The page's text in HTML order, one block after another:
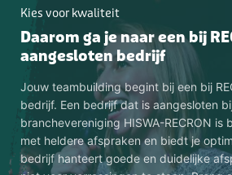
Kies voor kwaliteit
Daarom ga je naar een bij
aangesloten bedrijf
Jouw teambuilding begint bij een bij
bedrijf. Een bedrijf dat is aangesloten
branchevereniging HISWA-RECRON is
met heldere afspraken en biedt je
bedrijf hanteert goede en duidelijke